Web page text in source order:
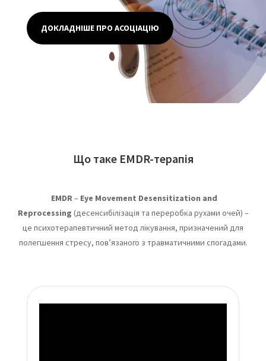
ДОКЛАДНІШЕ ПРО АСОЦІАЦІЮ
Що таке EMDR-терапія
EMDR– Eye Movement Desensitization and
Reprocessing (десенсибілізація та переробка рухами очей) –
це психотерапевтичний метод лікування, призначений для
полегшення стресу, пов’язаного з травматичними спогадами.